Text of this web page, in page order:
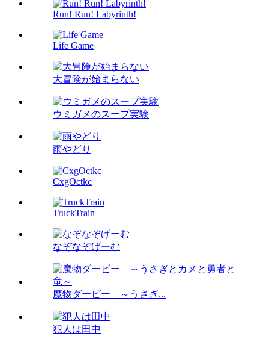
Run! Run! Labyrinth!
Life Game
大冒険が始まらない
ウミガメのスープ実験
雨やどり
CxgOctkc
TruckTrain
なぞなぞげーむ
魔物ダービー ～うさぎ...
犯人は田中